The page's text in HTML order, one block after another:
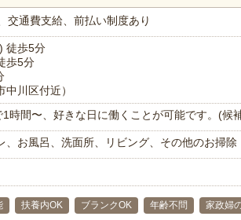
、交通費支給、前払い制度あり
徒歩5分
歩5分
中川区付近）
時間〜、好きな日に働くことが可能です。(候
、お風呂、洗面所、リビング、その他のお掃除
扶養内OK ブランクOK 年齢不問 家政婦